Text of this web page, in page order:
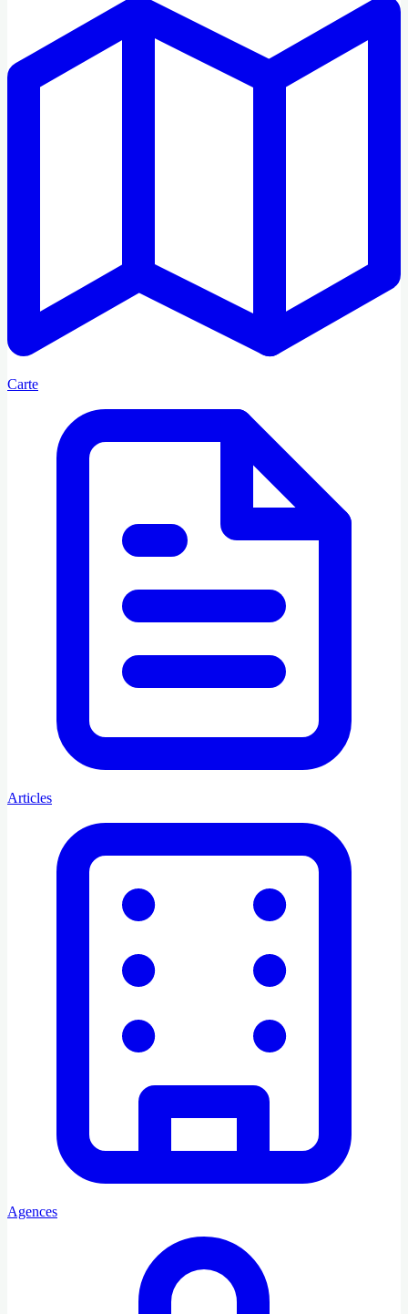
Carte
Articles
Agences